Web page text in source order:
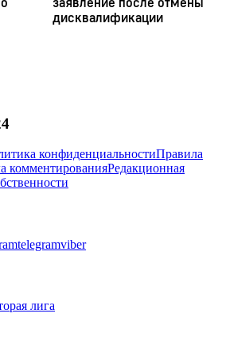
конфиденциальностиПравила
комментированияРедакционная
telegramviber
лига